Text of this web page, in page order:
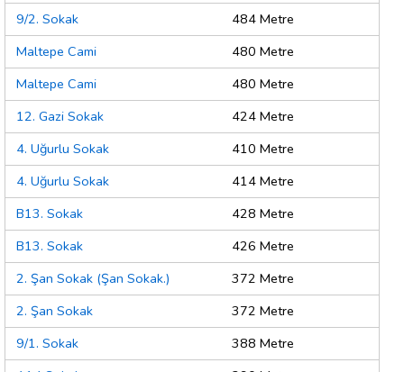
9/2. Sokak
484 Metre
Maltepe Cami
480 Metre
Maltepe Cami
480 Metre
12. Gazi Sokak
424 Metre
4. Uğurlu Sokak
410 Metre
4. Uğurlu Sokak
414 Metre
B13. Sokak
428 Metre
B13. Sokak
426 Metre
2. Şan Sokak (Şan Sokak.)
372 Metre
2. Şan Sokak
372 Metre
9/1. Sokak
388 Metre